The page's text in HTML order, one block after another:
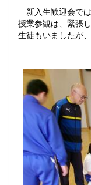
新入生歓迎会で
授業参観は、緊張
生徒もいましたが